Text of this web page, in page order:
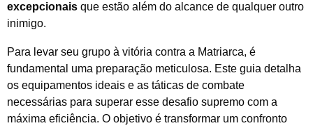
excepcionais que estão além do alcance de qualquer outro
inimigo.
Para levar seu grupo à vitória contra a Matriarca, é
fundamental uma preparação meticulosa. Este guia detalha
os equipamentos ideais e as táticas de combate
necessárias para superar esse desafio supremo com a
máxima eficiência. O objetivo é transformar um confronto